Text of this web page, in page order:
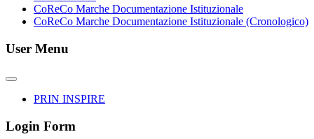
CoReCo Marche Documentazione Istituzionale
CoReCo Marche Documentazione Istituzionale (Cronologico)
User Menu
PRIN INSPIRE
Login Form